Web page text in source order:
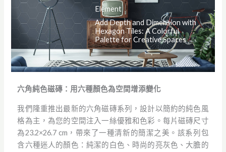
Element
Add Depth and Dimension with
Hexagon Tiles: A Colorful
Palette for Creative Spaces
六角純色磁磚：用六種顏色為空間增添變化
我們隆重推出最新的六角磁磚系列，設計以簡約的純色風
格為主，為您的空間注入一絲優雅和色彩。每片磁磚尺寸
為23.2×26.7 cm，帶來了一種清新的簡潔之美。該系列包
含六種迷人的顏色：純潔的白色、時尚的亮灰色、大膽的